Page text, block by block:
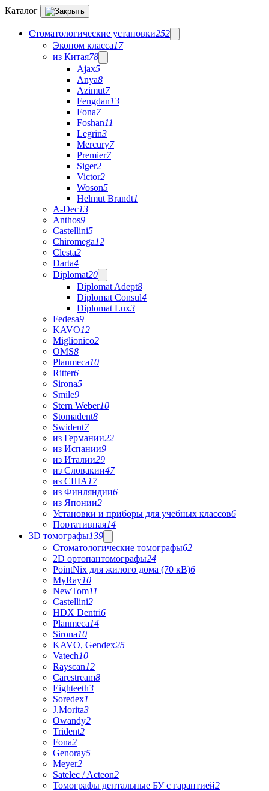
Каталог
Стоматологические установки252
Эконом класса17
из Китая78
Ajax5
Anya8
Azimut7
Fengdan13
Fona7
Foshan11
Legrin3
Mercury7
Premier7
Siger2
Victor2
Woson5
Helmut Brandt1
A-Dec13
Anthos9
Castellini5
Chiromega12
Clesta2
Darta4
Diplomat20
Diplomat Adept8
Diplomat Consul4
Diplomat Lux3
Fedesa9
KAVO12
Miglionico2
OMS8
Planmeca10
Ritter6
Sirona5
Smile9
Stern Weber10
Stomadent8
Swident7
из Германии22
из Испании9
из Италии29
из Словакии47
из США 17
из Финляндии6
из Японии2
Установки и приборы для учебных классов6
Портативная14
3D томографы139
Стоматологические томографы62
2D ортопантомографы24
PointNix для жилого дома (70 кВ)6
MyRay10
NewTom11
Castellini2
HDX Dentri6
Planmeca14
Sirona10
KAVO, Gendex25
Vatech10
Rayscan12
Carestream8
Eighteeth3
Soredex1
J.Morita3
Owandy2
Trident2
Fona2
Genoray5
Meyer2
Satelec / Acteon2
Томографы дентальные БУ с гарантией2